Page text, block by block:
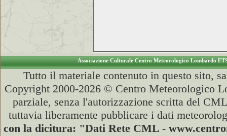
Associazione Culturale Centro Meteorologico Lombardo
Tutto il materiale contenuto in questo sito,
Copyright 2000-2026 © Centro Meteorologico
parziale, senza l'autorizzazione scritta del
tuttavia liberamente pubblicare i dati
con la dicitura: "Dati Rete CML -